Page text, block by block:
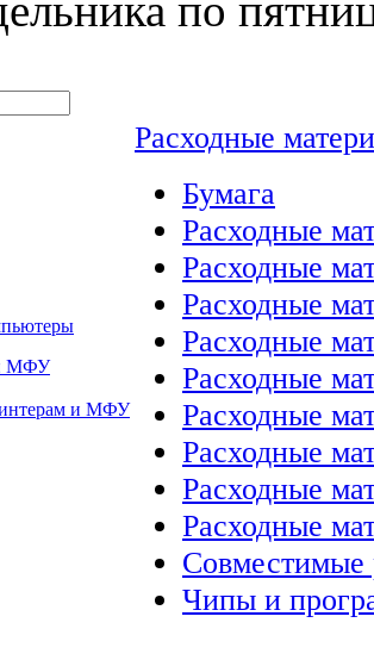
МФУ
и МФУ
Расходные
Бумага
Расходные
Расходные
Расходные
Расходные
Расходные
Расходные
Расходные
Расходные
Расходные
Совместимые
Чипы и